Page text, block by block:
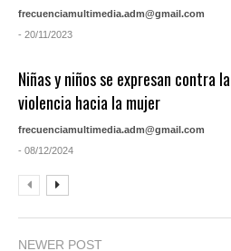
frecuenciamultimedia.adm@gmail.com
- 20/11/2023
Niñas y niños se expresan contra la
violencia hacia la mujer
frecuenciamultimedia.adm@gmail.com
- 08/12/2024
NEWER POST